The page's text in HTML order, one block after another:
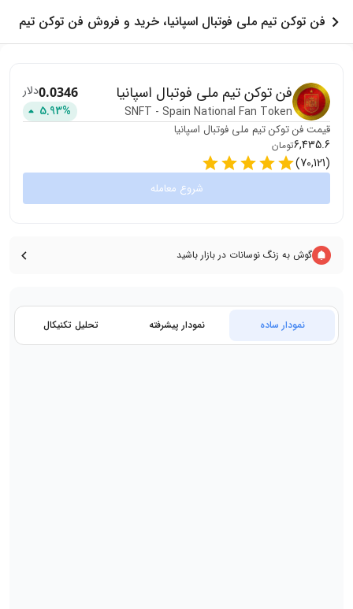
فن توکن تیم ملی فوتبال اسپانیا، خرید و فروش فن توکن تیم
ملی فوتبال اسپانیا
فن توکن تیم ملی فوتبال اسپانیا
SNFT - Spain National Fan Token
0.0346دلار
5.93%
قیمت فن توکن تیم ملی فوتبال اسپانیا
6,435.6تومان
(
70,121
)
شروع معامله
گوش به زنگ نوسانات در بازار باشید
نمودار ساده نمودار پیشرفته تحلیل تکنیکال